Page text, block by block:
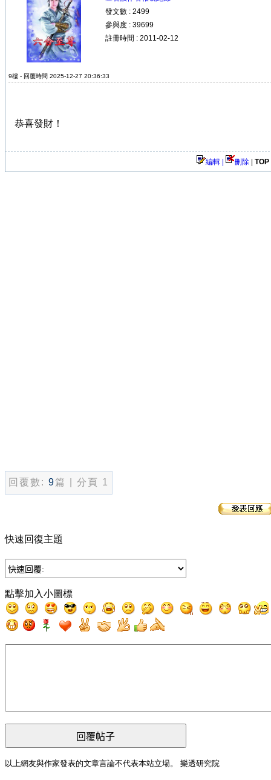
發文數 : 2499
參與度 : 39699
註冊時間 : 2011-02-12
9樓 - 回覆時間 2025-12-27 20:36:33
恭喜發財！
編輯 | 刪除 TOP
回覆數: 9篇 | 分頁 1
快速回復主題
點擊加入小圖標
回覆帖子
以上網友與作家發表的文章言論不代表本站立場。 樂透研究院